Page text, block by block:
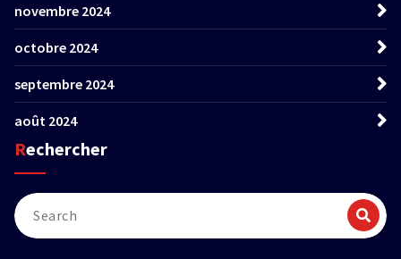
novembre 2024
octobre 2024
septembre 2024
août 2024
Rechercher